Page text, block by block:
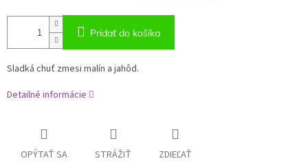
Pridať do košíka
Sladká chuť zmesi malín a jahôd.
Detailné informácie
OPÝTAŤ SA STRÁŽIŤ ZDIEĽAŤ